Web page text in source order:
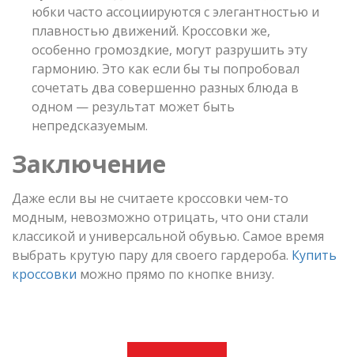
юбки часто ассоциируются с элегантностью и
плавностью движений. Кроссовки же,
особенно громоздкие, могут разрушить эту
гармонию. Это как если бы ты попробовал
сочетать два совершенно разных блюда в
одном — результат может быть
непредсказуемым.
Заключение
Даже если вы не считаете кроссовки чем-то
модным, невозможно отрицать, что они стали
классикой и универсальной обувью. Самое время
выбрать крутую пару для своего гардероба. Купить
кроссовки можно прямо по кнопке внизу.